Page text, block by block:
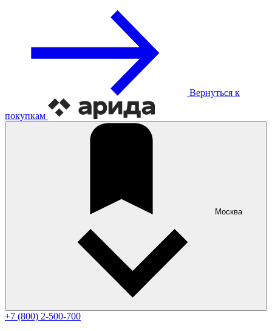
Вернуться к
покупкам
Москва
+7 (800) 2-500-700